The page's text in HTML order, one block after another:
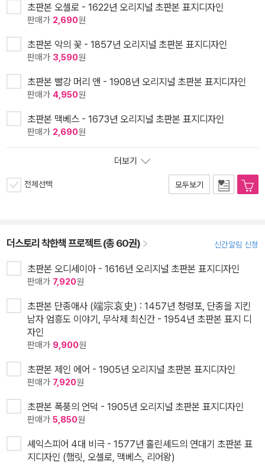
초판본 오셀로 - 1622년 오리지널 초판본 표지디자인
판매가 2,690원
초판본 악의 꽃 - 1857년 오리지널 초판본 표지디자인
판매가 3,590원
초판본 빨강 머리 앤 - 1908년 오리지널 초판본 표지디자인
판매가 4,950원
초판본 맥베스 - 1673년 오리지널 초판본 표지디자인
판매가 2,690원
더보기
전체선택 모두보기
더스토리 착한책 프로젝트 (총 60권) 신간알림 신청
초판본 오디세이아 - 1616년 오리지널 초판본 표지디자인
판매가 7,920원
초판본 단종애사 (端宗哀史) : 1457년 청령포, 단종을 지킨
남자 엄흥도 이야기, 무삭제 최신간 - 1954년 초판본 표지 디
자인
판매가 9,900원
초판본 제인 에어 - 1905년 오리지널 초판본 표지디자인
판매가 7,920원
초판본 폭풍의 언덕 - 1905년 오리지널 초판본 표지디자인
판매가 5,850원
셰익스피어 4대 비극 - 1577년 홀린셰드의 연대기 초판본 표
지디자인 (햄릿, 오셀로, 맥베스, 리어왕)